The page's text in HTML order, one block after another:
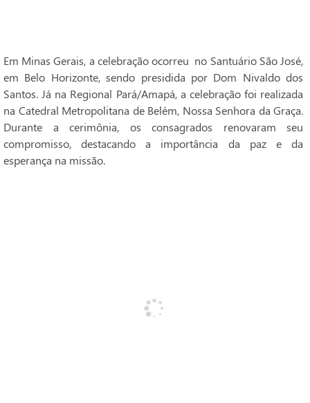
Em Minas Gerais, a celebração ocorreu no Santuário São José,
em Belo Horizonte, sendo presidida por Dom Nivaldo dos
Santos. Já na Regional Pará/Amapá, a celebração foi realizada
na Catedral Metropolitana de Belém, Nossa Senhora da Graça.
Durante a cerimônia, os consagrados renovaram seu
compromisso, destacando a importância da paz e da
esperança na missão.